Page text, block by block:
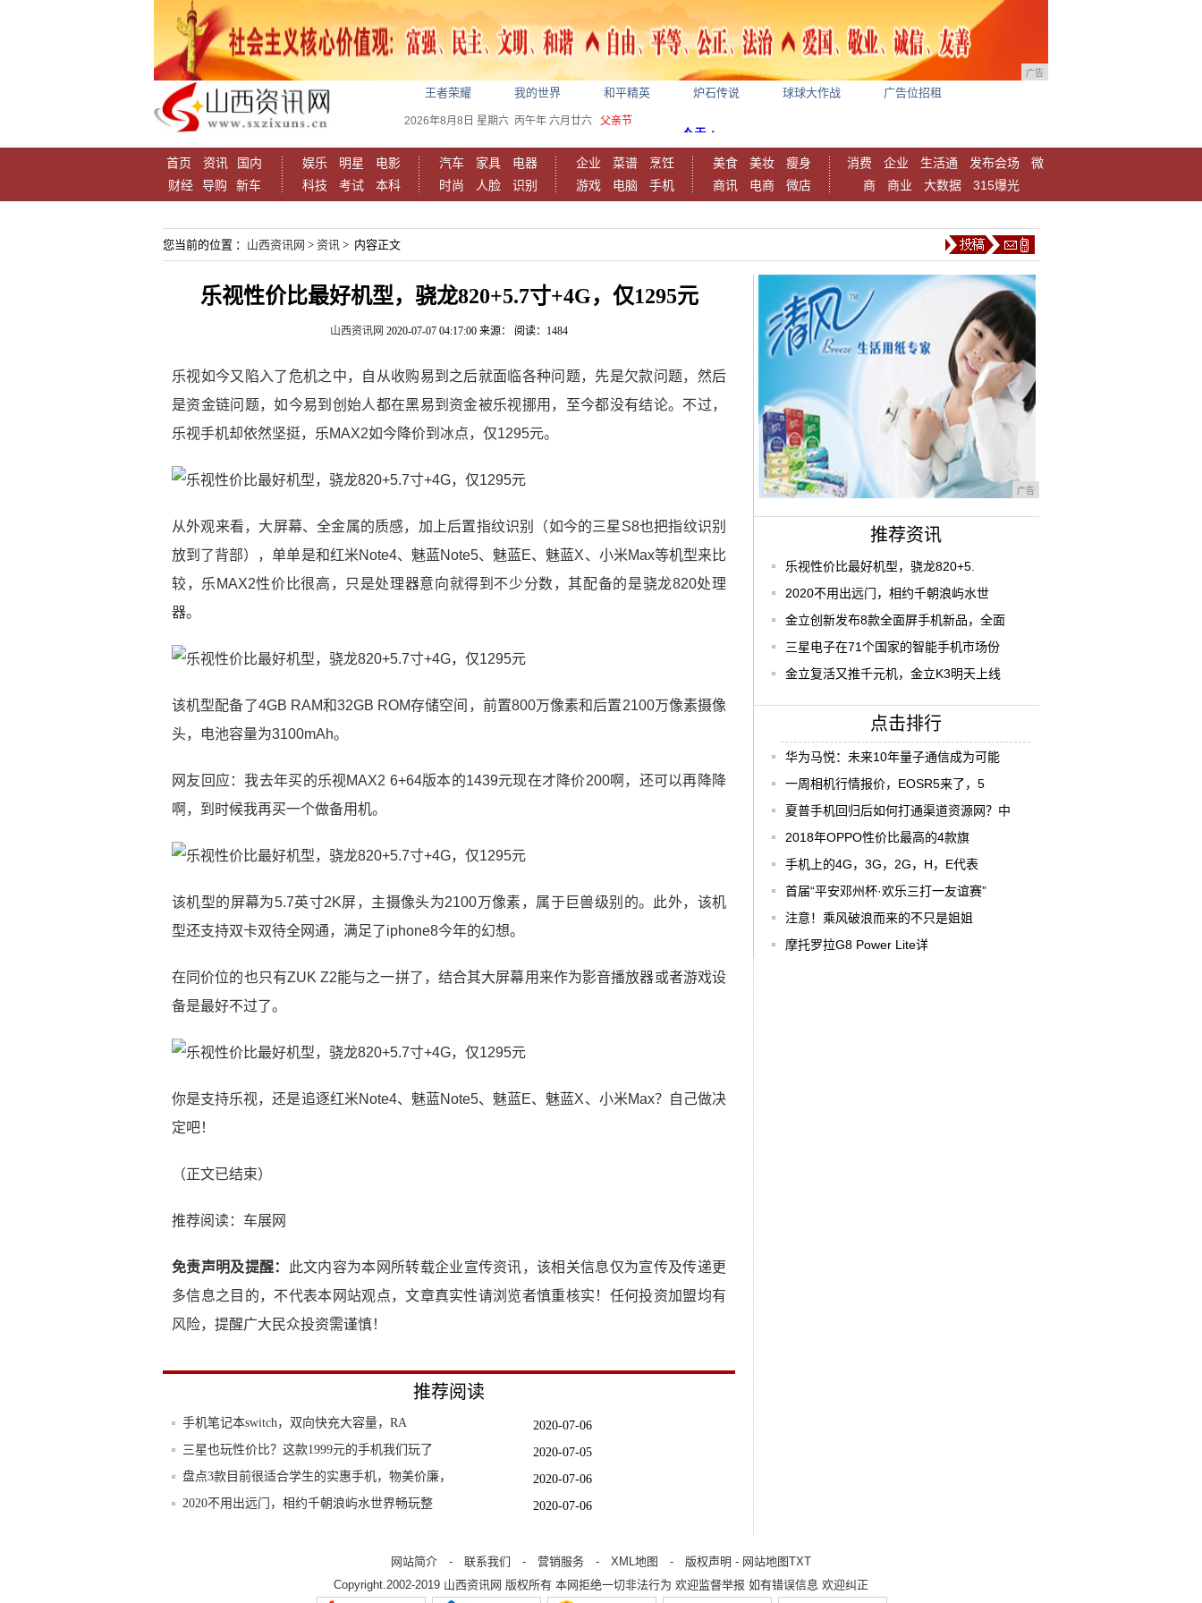
广告
王者荣耀 我的世界 和平精英 炉石传说 球球大作战 广告位招租
2026年8月8日 星期六 丙午年 六月廿六 父亲节
首页 资讯
国内
财经
导购 新车
娱乐 明星
电影
科技
考试 本科
汽车 家具
电器
时尚
人脸 识别
企业 菜谱
烹饪
游戏
电脑 手机
美食 美妆
瘦身
商讯
电商 微店
消费 企业 生活通 发布会场
微
商
商业 大数据 315爆光
您当前的位置 ： 山西资讯网 > 资讯 > 内容正文
乐视性价比最好机型，骁龙820+5.7寸+4G，仅1295元
山西资讯网 2020-07-07 04:17:00 来源： 阅读：1484
乐视如今又陷入了危机之中，自从收购易到之后就面临各种问题，先是欠款问题，然后
是资金链问题，如今易到创始人都在黑易到资金被乐视挪用，至今都没有结论。不过，
乐视手机却依然坚挺，乐MAX2如今降价到冰点，仅1295元。
从外观来看，大屏幕、全金属的质感，加上后置指纹识别（如今的三星S8也把指纹识别
放到了背部），单单是和红米Note4、魅蓝Note5、魅蓝E、魅蓝X、小米Max等机型来比
较，乐MAX2性价比很高，只是处理器意向就得到不少分数，其配备的是骁龙820处理
器。
该机型配备了4GB RAM和32GB ROM存储空间，前置800万像素和后置2100万像素摄像
头，电池容量为3100mAh。
网友回应：我去年买的乐视MAX2 6+64版本的1439元现在才降价200啊，还可以再降降
啊，到时候我再买一个做备用机。
该机型的屏幕为5.7英寸2K屏，主摄像头为2100万像素，属于巨兽级别的。此外，该机
型还支持双卡双待全网通，满足了iphone8今年的幻想。
在同价位的也只有ZUK Z2能与之一拼了，结合其大屏幕用来作为影音播放器或者游戏设
备是最好不过了。
你是支持乐视，还是追逐红米Note4、魅蓝Note5、魅蓝E、魅蓝X、小米Max？自己做决
定吧！
（正文已结束）
推荐阅读： 车展网
免责声明及提醒：
此文内容为本网所转载企业宣传资讯，该相关信息仅为宣传及传递更
多信息之目的，不代表本网站观点，文章真实性请浏览者慎重核实！任何投资加盟均有
风险，提醒广大民众投资需谨慎！
推荐阅读
2020-07-06
手机笔记本switch，双向快充大容量，RA
2020-07-05
三星也玩性价比？这款1999元的手机我们玩了
2020-07-06
盘点3款目前很适合学生的实惠手机，物美价廉，
2020-07-06
2020不用出远门，相约千朝浪屿水世界畅玩整
2020-07-06
金立手机发布新款机型，是你想要的那一部手机吗
广告
推荐资讯
乐视性价比最好机型，骁龙820+5.
2020不用出远门，相约千朝浪屿水世
金立创新发布8款全面屏手机新品，全面
三星电子在71个国家的智能手机市场份
金立复活又推千元机，金立K3明天上线
点击排行
华为马悦：未来10年量子通信成为可能
一周相机行情报价，EOSR5来了，5
夏普手机回归后如何打通渠道资源网？中
2018年OPPO性价比最高的4款旗
手机上的4G，3G，2G，H，E代表
首届“平安邓州杯·欢乐三打一友谊赛”
注意！乘风破浪而来的不只是姐姐
摩托罗拉G8 Power Lite详
网站简介 - 联系我们 - 营销服务 - XML地图 - 版权声明 - 网站地图TXT
Copyright.2002-2019 山西资讯网 版权所有 本网拒绝一切非法行为 欢迎监督举报 如有错误信息 欢迎纠正